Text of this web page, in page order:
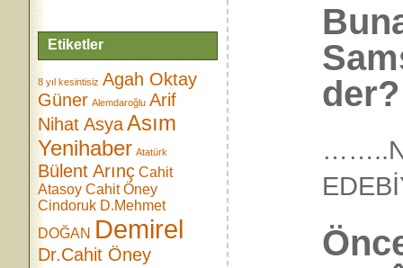
Etiketler
8 yıl kesintisiz Agah Oktay
Güner Alemdaroğlu Arif
Nihat AsyaAsım
Yenihaber Atatürk
Bülent Arınç Cahit
Atasoy Cahit Öney
Cindoruk D.Mehmet
DOĞAN Demirel
Dr.Cahit Öney
der?